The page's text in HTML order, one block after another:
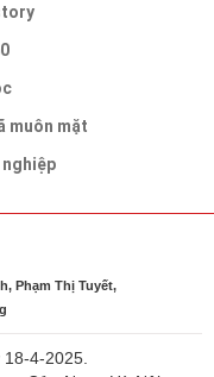
muôn mặt
nghiệp
Phạm Thị Tuyết,
4-2025.